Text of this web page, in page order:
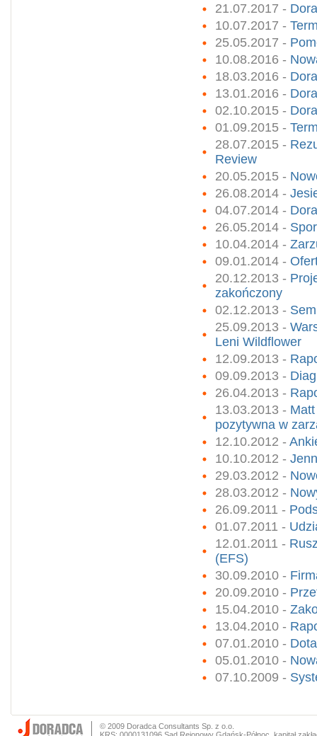
21.07.2017 -
10.07.2017 -
25.05.2017 -
10.08.2016 -
18.03.2016 -
13.01.2016 -
02.10.2015 -
01.09.2015 -
28.07.2015 -
Review
20.05.2015 -
26.08.2014 -
04.07.2014 -
26.05.2014 -
10.04.2014 -
09.01.2014 -
20.12.2013 -
zakończony
02.12.2013 -
25.09.2013 -
Leni Wildflower
12.09.2013 -
09.09.2013 -
26.04.2013 -
13.03.2013 -
pozytywna w
12.10.2012 -
10.10.2012 -
29.03.2012 -
28.03.2012 -
26.09.2011 -
01.07.2011 -
12.01.2011 -
(EFS)
30.09.2010 -
20.09.2010 -
15.04.2010 -
13.04.2010 -
07.01.2010 -
05.01.2010 -
07.10.2009 -
© 2009 Doradca Consultants Sp. z o.o.